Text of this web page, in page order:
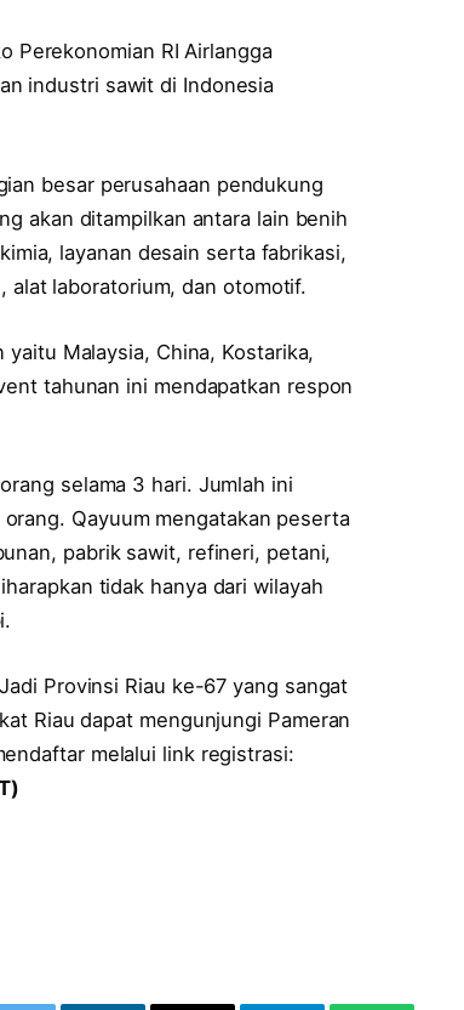
Perekonomian RI Airlangga
industri sawit di Indonesia
besar perusahaan pendukung
akan ditampilkan antara lain benih
layanan desain serta fabrikasi,
alat laboratorium, dan otomotif.
Malaysia, China, Kostarika,
tahunan ini mendapatkan respon
selama 3 hari. Jumlah ini
Qayuum mengatakan peserta
pabrik sawit, refineri, petani,
tidak hanya dari wilayah
Provinsi Riau ke-67 yang sangat
Riau dapat mengunjungi Pameran
melalui link registrasi: